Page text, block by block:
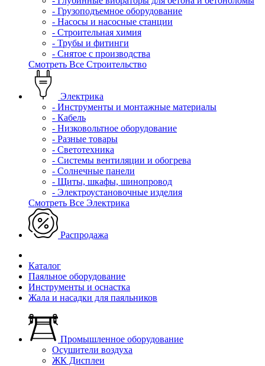
- Грузоподъемное оборудование
- Насосы и насосные станции
- Строительная химия
- Трубы и фитинги
- Снятое с производства
Смотреть Все Строительство
Электрика
- Инструменты и монтажные материалы
- Кабель
- Низковольтное оборудование
- Разные товары
- Светотехника
- Системы вентиляции и обогрева
- Солнечные панели
- Щиты, шкафы, шинопровод
- Электроустановочные изделия
Смотреть Все Электрика
Распродажа
Каталог
Паяльное оборудование
Инструменты и оснастка
Жала и насадки для паяльников
Промышленное оборудование
Осушители воздуха
ЖК Дисплеи